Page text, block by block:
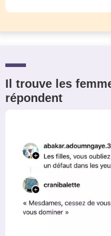
Il trouve les
répondent